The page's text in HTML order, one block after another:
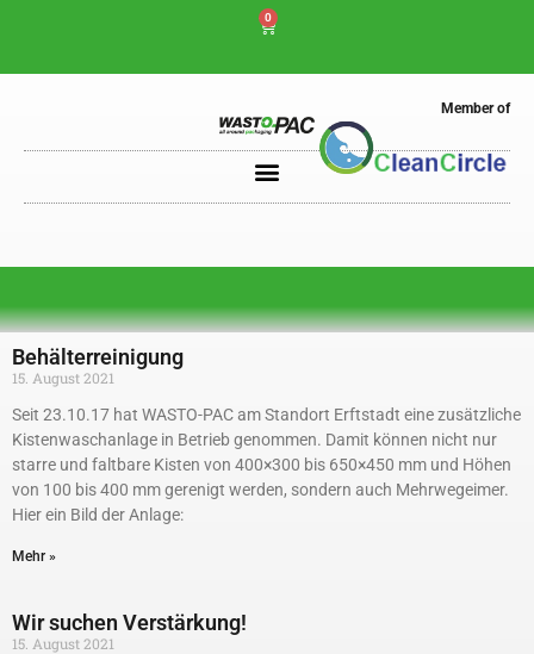
0
Member of
Behälterreinigung
15. August 2021
Seit 23.10.17 hat WASTO-PAC am Standort Erftstadt eine zusätzliche
Kistenwaschanlage in Betrieb genommen. Damit können nicht nur
starre und faltbare Kisten von 400×300 bis 650×450 mm und Höhen
von 100 bis 400 mm gerenigt werden, sondern auch Mehrwegeimer.
Hier ein Bild der Anlage:
Mehr »
Wir suchen Verstärkung!
15. August 2021